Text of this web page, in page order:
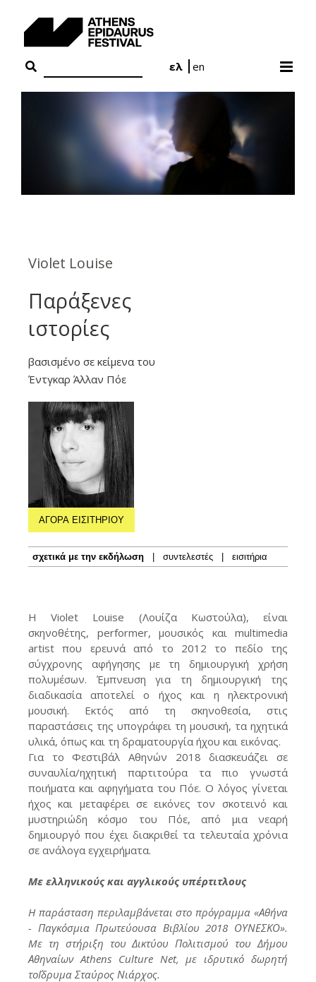
ελ
en
Violet Louise
Παράξενες
ιστορίες
βασισμένο σε κείμενα του
Έντγκαρ Άλλαν Πόε
ΑΓΟΡΑ ΕΙΣΙΤΗΡΙΟΥ
σχετικά με την εκδήλωση | συντελεστές | εισιτήρια
Η Violet Louise (Λουίζα Κωστούλα), είναι
σκηνοθέτης, performer, μουσικός και multimedia
artist που ερευνά από το 2012 το πεδίο της
σύγχρονης αφήγησης με τη δημιουργική χρήση
πολυμέσων. Έμπνευση για τη δημιουργική της
διαδικασία αποτελεί ο ήχος και η ηλεκτρονική
μουσική. Εκτός από τη σκηνοθεσία, στις
παραστάσεις της υπογράφει τη μουσική, τα ηχητικά
υλικά, όπως και τη δραματουργία ήχου και εικόνας.
Για το Φεστιβάλ Αθηνών 2018 διασκευάζει σε
συναυλία/ηχητική παρτιτούρα τα πιο γνωστά
ποιήματα και αφηγήματα του Πόε. Ο λόγος γίνεται
ήχος και μεταφέρει σε εικόνες τον σκοτεινό και
μυστηριώδη κόσμο του Πόε, από μια νεαρή
δημιουργό που έχει διακριθεί τα τελευταία χρόνια
σε ανάλογα εγχειρήματα.
Με ελληνικούς και αγγλικούς υπέρτιτλους
H παράσταση περιλαμβάνεται στο πρόγραμμα «Αθήνα
- Παγκόσμια Πρωτεύουσα Βιβλίου 2018 ΟΥΝΕΣΚΟ».
Mε τη στήριξη του Δικτύου Πολιτισμού του Δήμου
Αθηναίων Athens Culture Net, με ιδρυτικό δωρητή
το΄Ιδρυμα Σταύρος Νιάρχος.